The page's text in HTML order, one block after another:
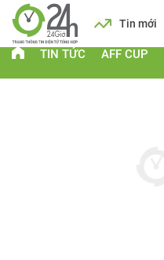
Lịch Tin mới
TIN TỨC AFF CUP